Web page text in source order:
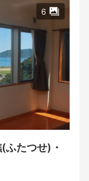
す特別なひとと
山幸料理」///
たか」だけでは
。
いでしょうか。
手があります。
6
ふたつせ)・